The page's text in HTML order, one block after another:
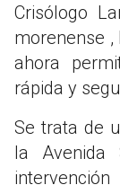
Crisólogo
morenense
ahora
rápida y
Se trata de
la Avenida